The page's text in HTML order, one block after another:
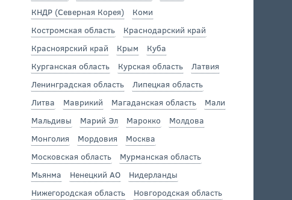
КНДР (Северная Корея)
Коми
Костромская область
Краснодарский край
Красноярский край
Крым
Куба
Курганская область
Курская область
Латвия
Ленинградская область
Липецкая область
Литва
Маврикий Магаданская область
Мали
Мальдивы
Марий Эл Марокко
Молдова
Монголия
Мордовия
Москва
Московская область
Мурманская область
Мьянма
Ненецкий АО
Нидерланды
Нижегородская область
Новгородская область